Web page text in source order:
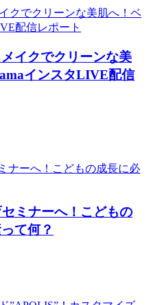
イクでクリーンな美
インスタLIVE配信
ミナーへ！こどもの
て何？